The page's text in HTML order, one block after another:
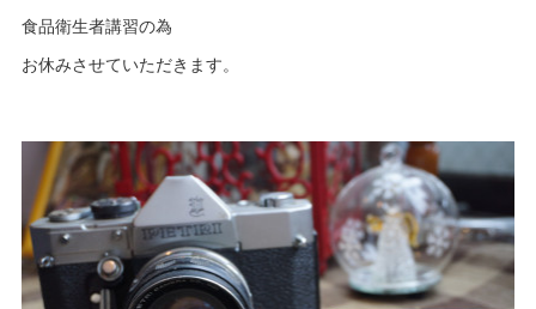
食品衛生者講習の為
お休みさせていただきます。